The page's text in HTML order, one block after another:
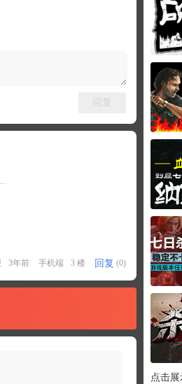
回复
3年前 手机端 3 楼 回复 (0)
点击